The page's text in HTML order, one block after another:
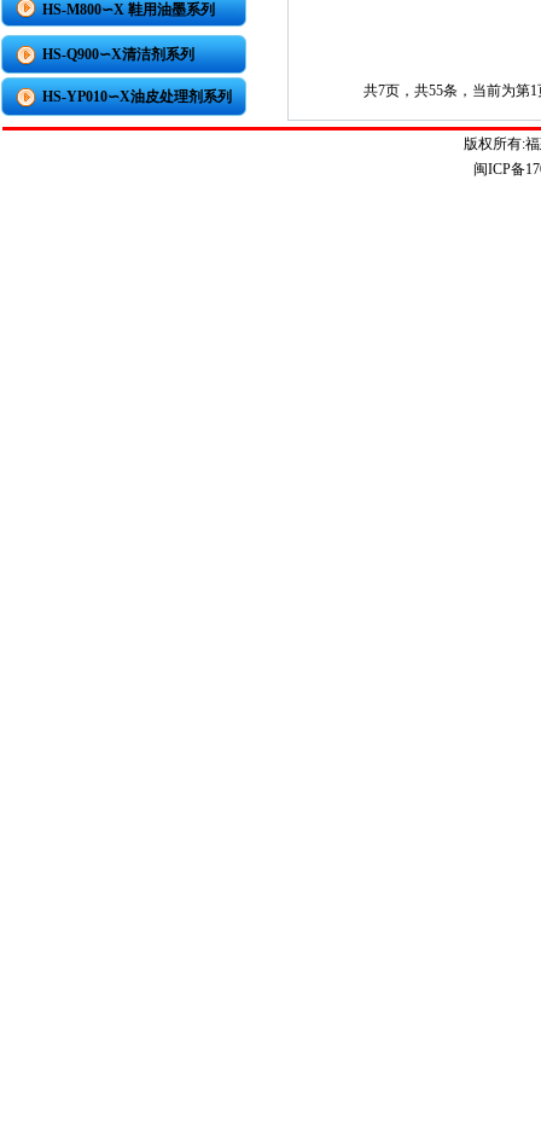
HS-M800∽X 鞋用油墨系列
HS-Q900∽X清洁剂系列
HS-YP010∽X油皮处理剂系列 共7页，共55条，当前为第
版权所有:
闽ICP备